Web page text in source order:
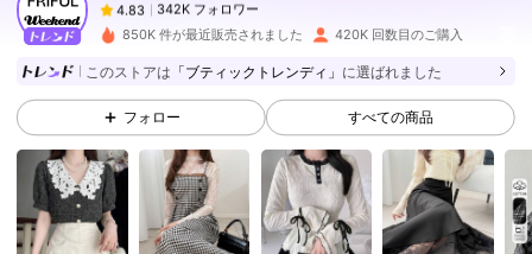
p***oは4時間前 に購入しました
4.83 342K フォロワー
4.83 342K フォロワー
4.83 342K フォロワー
850K 件が最近販売されました 420K 回数目のご購入
このストアは 「ブティックトレンディ」 に選ばれました
フォロー すべての商品